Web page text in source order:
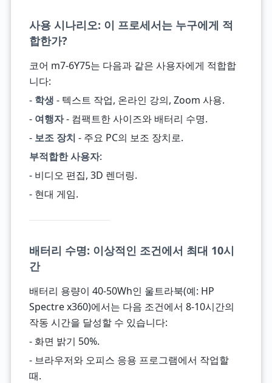
사용 시나리오: 이 프로세서는 누구에게 적
합한가?
코어 m7-6Y75는 다음과 같은 사용자에게 적합합
니다:
- 학생 - 텍스트 작업, 온라인 강의, Zoom 사용.
- 여행자- 컴팩트한 사이즈와 배터리 수명.
- 보조 장치 - 주요 PC의 보조 장치로.
부적합한 사용자:
- 비디오 편집, 3D 렌더링.
- 현대 게임.
배터리 수명: 이상적인 조건에서 최대 10시
간
배터리 용량이 40-50Wh인 울트라북(예: HP
Spectre x360)에서는 다음 조건에서 8-10시간의
작동 시간을 달성할 수 있습니다:
- 화면 밝기 50%.
- 브라우저와 오피스 응용 프로그램에서 작업할
때.